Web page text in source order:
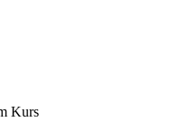
Kurs